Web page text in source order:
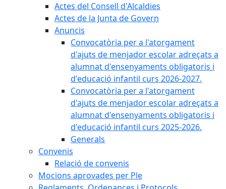
Actes del Consell d'Alcaldies
Actes de la Junta de Govern
Anuncis
Convocatòria per a l'atorgament
d'ajuts de menjador escolar adreçats a
alumnat d'ensenyaments obligatoris i
d'educació infantil curs 2026-2027.
Convocatòria per a l'atorgament
d'ajuts de menjador escolar adreçats a
alumnat d'ensenyaments obligatoris i
d'educació infantil curs 2025-2026.
Generals
Convenis
Relació de convenis
Mocions aprovades per Ple